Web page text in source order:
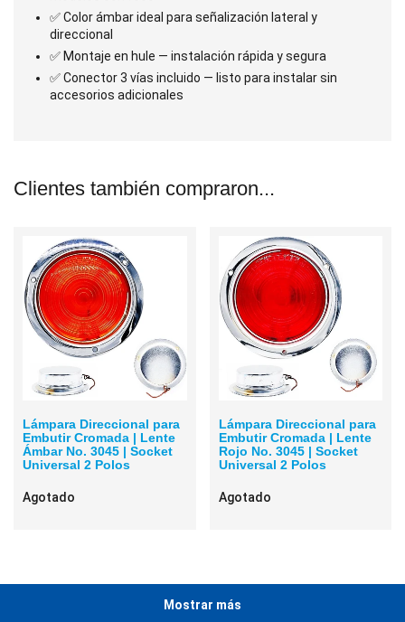
✅ Color ámbar ideal para señalización lateral y
direccional
✅ Montaje en hule — instalación rápida y segura
✅ Conector 3 vías incluido — listo para instalar sin
accesorios adicionales
Clientes también compraron...
Lámpara Direccional para
Embutir Cromada | Lente
Ámbar No. 3045 | Socket
Universal 2 Polos
Agotado
Lámpara Direccional para
Embutir Cromada | Lente
Rojo No. 3045 | Socket
Universal 2 Polos
Agotado
Mostrar más